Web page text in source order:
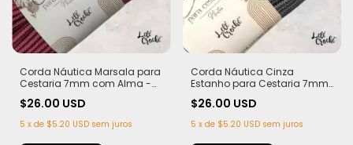
Corda Náutica Marsala para
Cestaria 7mm com Alma -
metros
$26.00 USD
5 x de $5.20 USD sem juros
Corda Náutica Cinza
Estanho para Cestaria 7mm
Estruturada | 50 metros
$26.00 USD
5 x de $5.20 USD sem juros